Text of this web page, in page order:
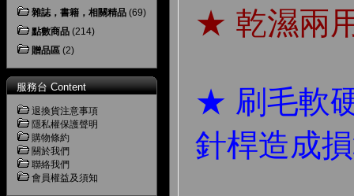
雜誌，書籍，相關精品 (69)
點數商品 (214)
贈品區 (2)
服務台 Content
退換貨注意事項
隱私權保護聲明
購物條約
關於我們
聯絡我們
會員權益及須知
★ 乾濕兩
★ 刷毛軟
針桿造成